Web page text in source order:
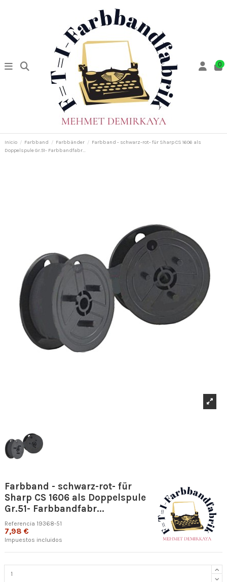
0
Inicio Farbband Farbbänder
Farbband - schwarz-rot- für Sharp CS 1606 als
Doppelspule Gr.51- Farbbandfabr...
Farbband - schwarz-rot- für
Sharp CS 1606 als Doppelspule
Gr.51- Farbbandfabr...
Referencia 19368-51
7,98 €
Impuestos incluidos